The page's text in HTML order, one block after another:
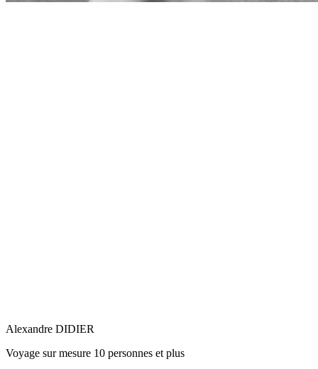
Alexandre DIDIER
Voyage sur mesure 10 personnes et plus